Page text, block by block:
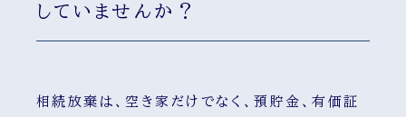
していませんか？
相続放棄は、空き家だけでなく、預貯金、有価証